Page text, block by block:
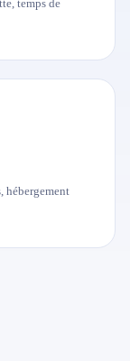
temps de
hébergement